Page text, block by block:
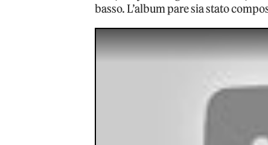
basso. L’album pare sia stato